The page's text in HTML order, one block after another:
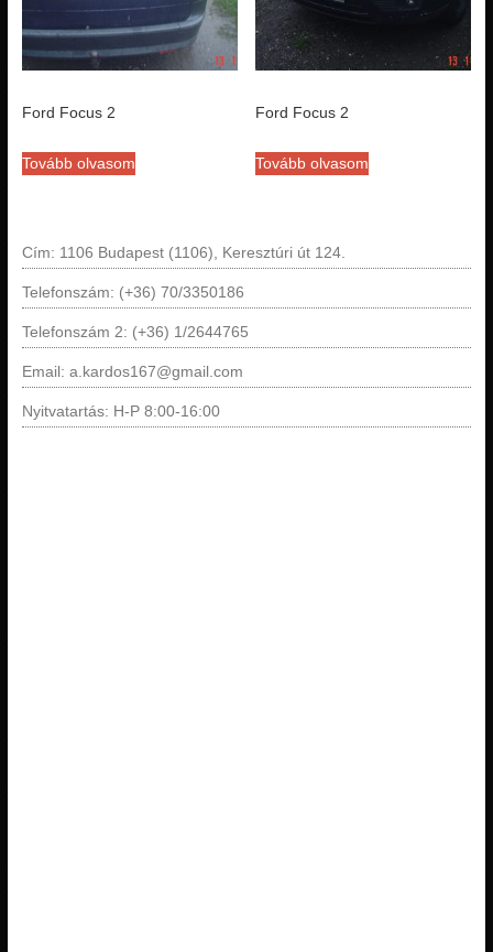
Ford Focus 2
Tovább olvasom
Ford Focus 2
Tovább olvasom
Cím: 1106 Budapest (1106), Keresztúri út 124.
Telefonszám: (+36) 70/3350186
Telefonszám 2: (+36) 1/2644765
Email: a.kardos167@gmail.com
Nyitvatartás: H-P 8:00-16:00